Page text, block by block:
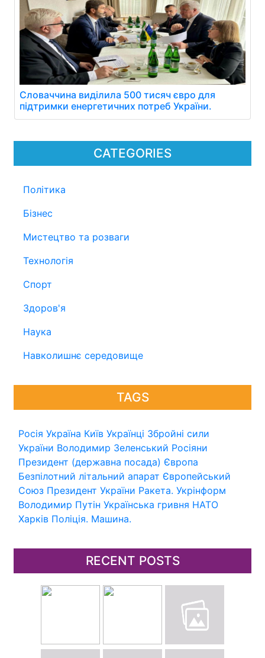
CATEGORIES
Політика
Бізнес
Мистецтво та розваги
Технологія
Спорт
Здоров'я
Наука
Навколишнє середовище
TAGS
Росія Україна Київ Українці Збройні сили
України Володимир Зеленський Росіяни
Президент (державна посада) Європа
Безпілотний літальний апарат Європейський
Союз Президент України Ракета. Укрінформ
Володимир Путін Українська гривня НАТО
Харків Поліція. Машина.
RECENT POSTS
Словаччина виділила 500 тисяч євро для
підтримки енергетичних потреб України.